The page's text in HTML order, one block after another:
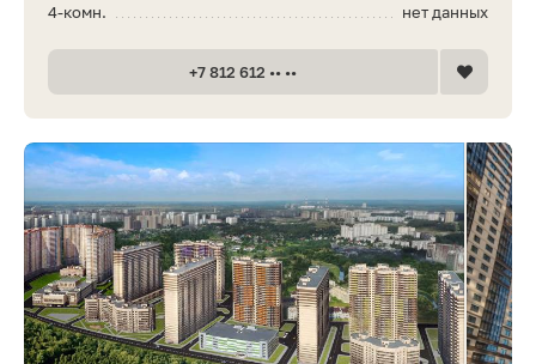
нет данных
4-комн.
+7 812 612 •• ••